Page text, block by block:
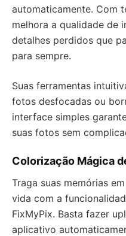
automaticamente. Com
melhora a qualidade de
detalhes perdidos que
para sempre.
Suas ferramentas
fotos desfocadas ou
interface simples
suas fotos sem
Colorização Mágica
Traga suas memórias
vida com a
FixMyPix. Basta fazer
aplicativo